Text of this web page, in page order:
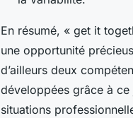
En résumé, « get it
une opportunité
d’ailleurs deux
développées grâce à
situations